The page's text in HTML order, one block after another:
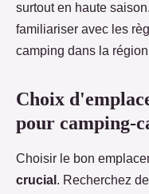
surtout en haute
familiariser avec les
camping dans la
Choix
pour camping-
Choisir le bon
crucial . Recherchez